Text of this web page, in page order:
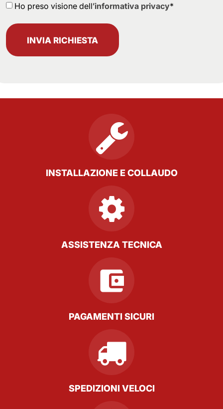
Ho preso visione dell’informativa privacy*
INVIA RICHIESTA
INSTALLAZIONE E COLLAUDO
ASSISTENZA TECNICA
PAGAMENTI SICURI
SPEDIZIONI VELOCI